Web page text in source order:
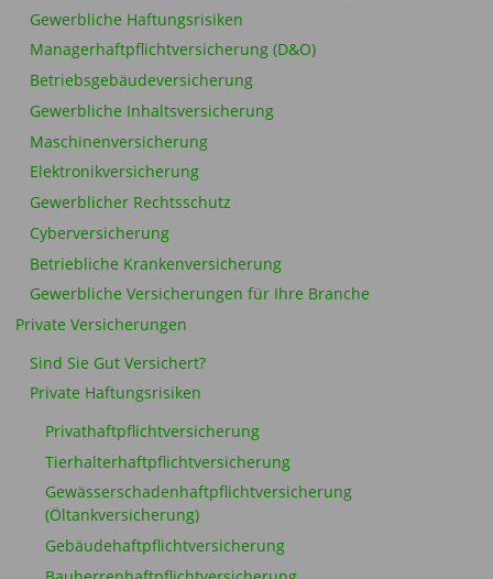
Gewerbliche Haftungsrisiken
Managerhaftpflichtversicherung (D&O)
Betriebsgebäudeversicherung
Gewerbliche Inhaltsversicherung
Maschinenversicherung
Elektronikversicherung
Gewerblicher Rechtsschutz
Cyberversicherung
Betriebliche Krankenversicherung
Gewerbliche Versicherungen für Ihre Branche
Private Versicherungen
Sind Sie Gut Versichert?
Private Haftungsrisiken
Privathaftpflichtversicherung
Tierhalterhaftpflichtversicherung
Gewässerschadenhaftpflichtversicherung
(Öltankversicherung)
Gebäudehaftpflichtversicherung